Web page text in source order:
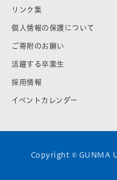
リンク集
個人情報の保護について
ご寄附のお願い
活躍する卒業生
採用情報
イベントカレンダー
Copyright © GUNMA